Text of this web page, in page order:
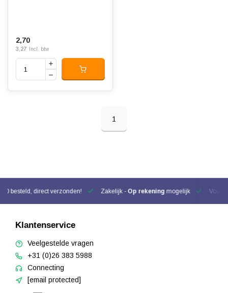
2,70
3,27 Incl. btw
1
besteld, direct verzonden! Zakelijk - Op rekening mogelijk Voor
Klantenservice
Veelgestelde vragen
+31 (0)26 383 5988
Connecting
[email protected]